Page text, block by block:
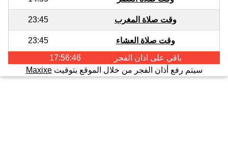
وقت صلاة المغرب 23:45
وقت صلاة العشاء
23:45
باقي على اذان الفجر
17:56:46
سيتم رفع أذان الفجر من خلال الموقع بتوقيتMaxixe